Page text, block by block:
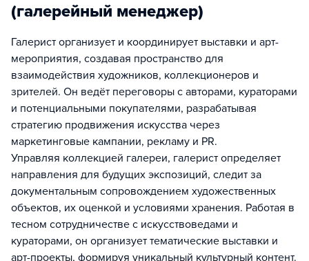
(галерейный менеджер)
Галерист организует и координирует выставки и арт-
мероприятия, создавая пространство для
взаимодействия художников, коллекционеров и
зрителей. Он ведёт переговоры с авторами, кураторами
и потенциальными покупателями, разрабатывая
стратегию продвижения искусства через
маркетинговые кампании, рекламу и PR.
Управляя коллекцией галереи, галерист определяет
направления для будущих экспозиций, следит за
документальным сопровождением художественных
объектов, их оценкой и условиями хранения. Работая в
тесном сотрудничестве с искусствоведами и
кураторами, он организует тематические выставки и
арт-проекты, формируя уникальный культурный контент.